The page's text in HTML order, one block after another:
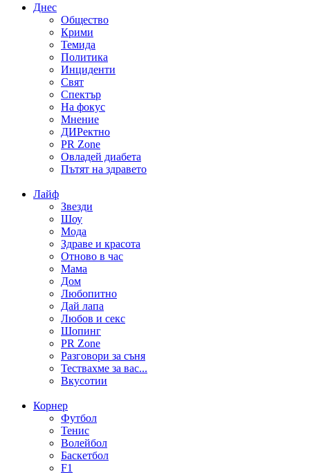
Днес
Общество
Крими
Темида
Политика
Инциденти
Свят
Спектър
На фокус
Мнение
ДИРектно
PR Zone
Овладей диабета
Пътят на здравето
Лайф
Звезди
Шоу
Мода
Здраве и красота
Отново в час
Мама
Дом
Любопитно
Дай лапа
Любов и секс
Шопинг
PR Zone
Разговори за съня
Тествахме за вас...
Вкусотии
Корнер
Футбол
Тенис
Волейбол
Баскетбол
F1